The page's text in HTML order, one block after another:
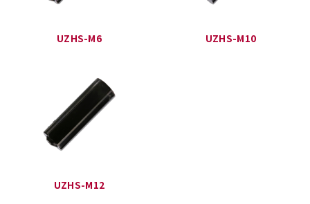
UZHS-M6 UZHS-M10
UZHS-M12